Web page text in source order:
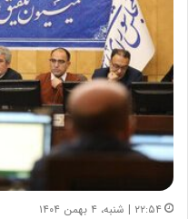
۲۲:۵۴ | شنبه، ۴ بهمن ۱۴۰۴